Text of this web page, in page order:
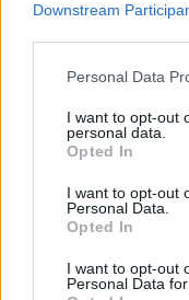
Downstream
Personal Data
I want to opt-out
personal data.
Opted In
I want to opt-out
Personal Data.
Opted In
I want to opt-out
Personal Data
Esim for Global
for Turkey|Esim